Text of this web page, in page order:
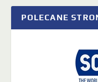
POLECANE